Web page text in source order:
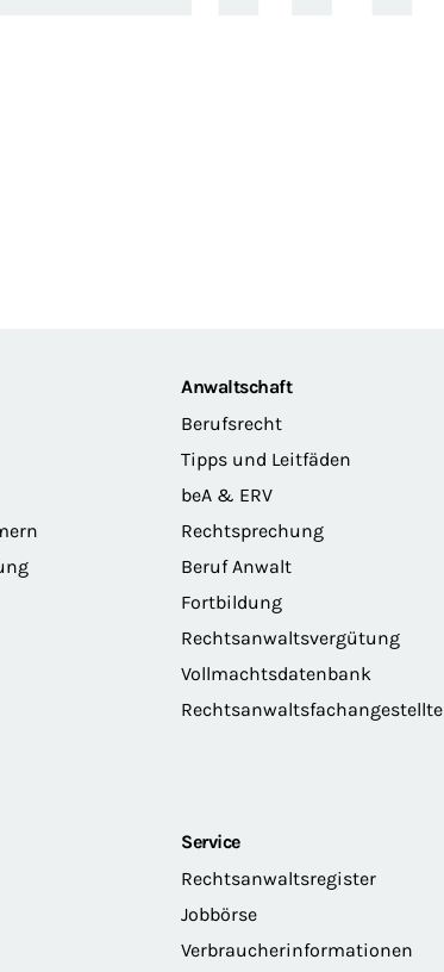
Anwaltschaft
Berufsrecht
Tipps und Leitfäden
beA & ERV
Rechtsprechung
Beruf Anwalt
Fortbildung
Rechtsanwaltsvergütung
Vollmachtsdatenbank
Rechtsanwaltsfachangestellte
Service
Rechtsanwaltsregister
Jobbörse
Verbraucherinformationen